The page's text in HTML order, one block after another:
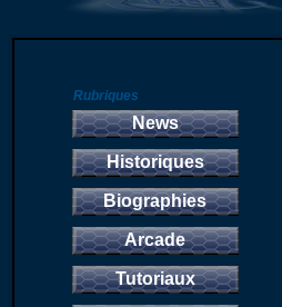
Rubriques
News
Historiques
Biographies
Arcade
Tutoriaux